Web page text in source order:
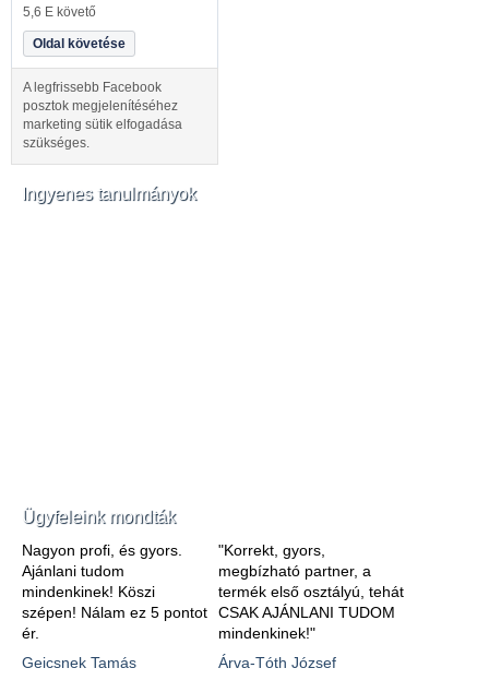
5,6 E követő
Oldal követése
A legfrissebb Facebook
posztok megjelenítéséhez
marketing sütik elfogadása
szükséges.
Ingyenes tanulmányok
Ügyfeleink mondták
Nagyon profi, és gyors.
Ajánlani tudom
mindenkinek! Köszi
szépen! Nálam ez 5 pontot
ér.
Geicsnek Tamás
"Korrekt, gyors,
megbízható partner, a
termék első osztályú, tehát
CSAK AJÁNLANI TUDOM
mindenkinek!"
Árva-Tóth József